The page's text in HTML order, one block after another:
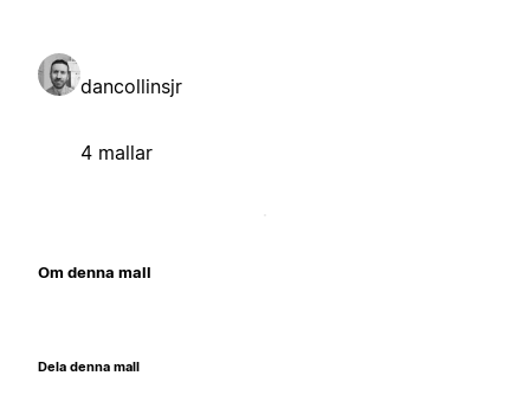
dancollinsjr
4 mallar
Om denna mall
Dela denna mall